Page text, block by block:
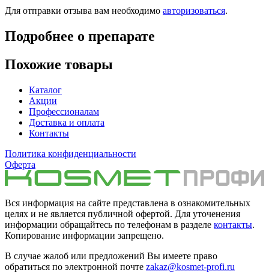
Для отправки отзыва вам необходимо авторизоваться.
Подробнее о препарате
Похожие товары
Каталог
Акции
Профессионалам
Доставка и оплата
Контакты
Политика конфиденциальности
Оферта
Вся информация на сайте представлена в ознакомительных
целях и не является публичной офертой. Для уточенения
информации обращайтесь по телефонам в разделе контакты.
Копирование информации запрещено.
В случае жалоб или предложений Вы имеете право
обратиться по электронной почте zakaz@kosmet-profi.ru